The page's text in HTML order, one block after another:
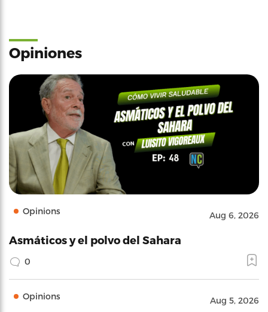
Opiniones
Opinions Aug 6, 2026
Asmáticos y el polvo del Sahara
0
Opinions Aug 5, 2026